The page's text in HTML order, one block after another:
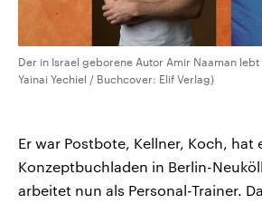
Der in Israel geborene Autor Amir Naaman
Yainai Yechiel / Buchcover: Elif Verlag)
Er war Postbote, Kellner, Koch, hat
Konzeptbuchladen in Berlin-
arbeitet nun als Personal-Trainer.